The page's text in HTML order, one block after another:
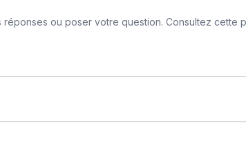
ou poser votre question. Consultez